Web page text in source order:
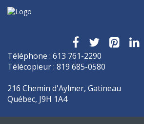
Téléphone : 613 761-2290
Télécopieur : 819 685-0580
216 Chemin d'Aylmer, Gatineau
Québec, J9H 1A4